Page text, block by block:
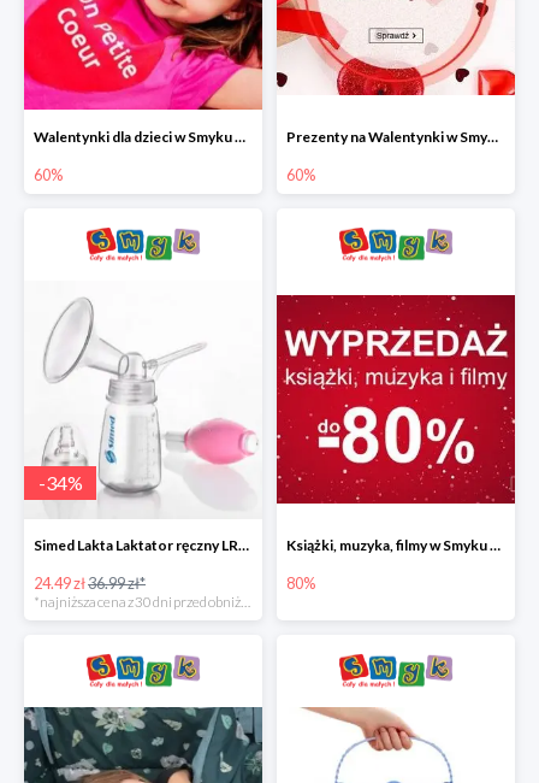
Walentynki dla dzieci w Smyku do -60%
60%
Prezenty na Walentynki w Smyku do -60%
60%
-34%
Simed Lakta Laktator ręczny LR-8 -34%
24.49 zł36.99 zł*
*najniższa cena z 30 dni przed obniżką
Książki, muzyka, filmy w Smyku do -80%
80%